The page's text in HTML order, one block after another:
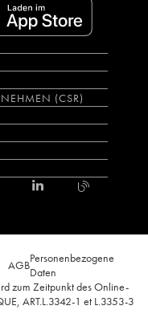
(CSR)
AGBPersonenbezogene
Daten
zum Zeitpunkt des Online-
ART.L.3342-1 et L.3353-3